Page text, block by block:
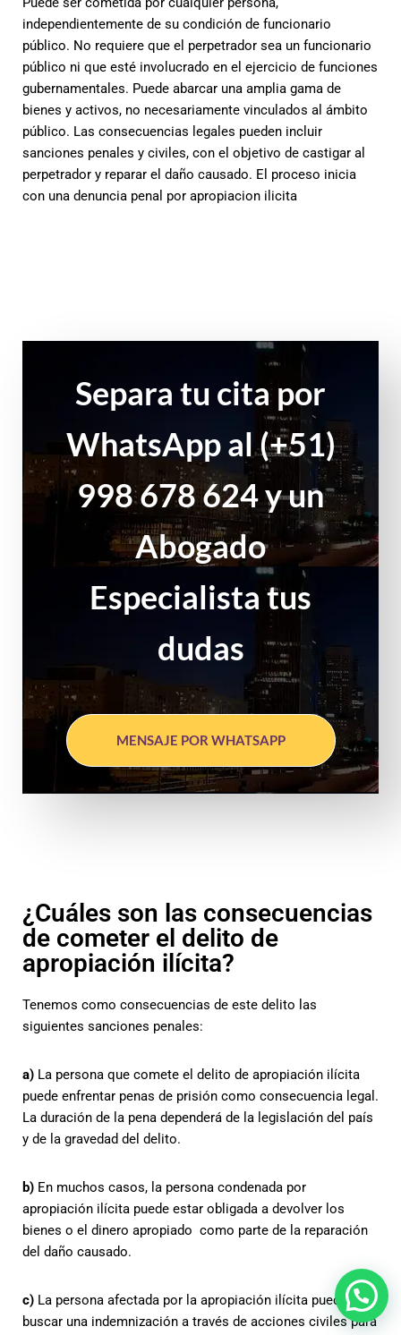
independientemente de su condición de funcionario
público. No requiere que el perpetrador sea un funcionario
público ni que esté involucrado en el ejercicio de funciones
gubernamentales. Puede abarcar una amplia gama de
bienes y activos, no necesariamente vinculados al ámbito
público. Las consecuencias legales pueden incluir
sanciones penales y civiles, con el objetivo de castigar al
perpetrador y reparar el daño causado. El proceso inicia
con una denuncia penal por apropiacion ilicita
Separa tu cita por
WhatsApp al (+51)
998 678 624 y un
Abogado
Especialista tus
dudas
MENSAJE POR WHATSAPP
¿Cuáles son las consecuencias
de cometer el delito de
apropiación ilícita?
Tenemos como consecuencias de este delito las
siguientes sanciones penales:
a) La persona que comete el delito de apropiación ilícita
puede enfrentar penas de prisión como consecuencia legal.
La duración de la pena dependerá de la legislación del país
y de la gravedad del delito.
b) En muchos casos, la persona condenada por
apropiación ilícita puede estar obligada a devolver los
bienes o el dinero apropiado como parte de la reparación
del daño causado.
c) La persona afectada por la apropiación ilícita puede
buscar una indemnización a través de acciones civiles para